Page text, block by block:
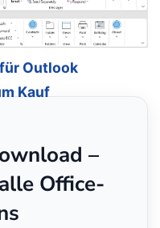
Outlook
Kauf
–
Office-